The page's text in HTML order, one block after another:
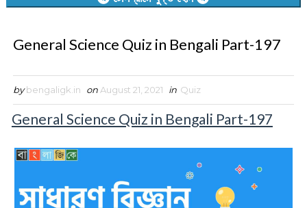
General Science Quiz in Bengali Part-197
by bengaligk.in on August 21, 2021 in Quiz
General Science Quiz in Bengali Part-197